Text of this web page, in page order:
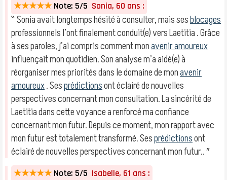
★★★★★ Note: 5/5 Sonia, 60 ans :
‶ Sonia avait longtemps hésité à consulter, mais sesblocages
professionnels l’ont finalement conduit(e) vers Laetitia . Grâce
à ses paroles, j’ai compris comment monavenir amoureux
influençait mon quotidien. Son analyse m’a aidé(e) à
réorganiser mes priorités dans le domaine de monavenir
amoureux. Sesprédictionsont éclairé de nouvelles
perspectives concernant mon consultation. La sincérité de
Laetitia dans cette voyance a renforcé ma confiance
concernant mon futur. Depuis ce moment, mon rapport avec
mon futur est totalement transformé. Sesprédictionsont
éclairé de nouvelles perspectives concernant mon futur.. ″
★★★★★ Note: 5/5 Isabelle, 61 ans :